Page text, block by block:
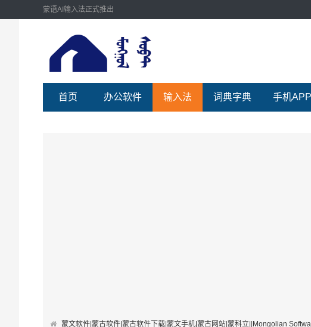
蒙语AI输入法正式推出
首页 办公软件 输入法 词典字典 手机APP
蒙文软件|蒙古软件|蒙古软件下载|蒙文手机|蒙古网站|蒙科立||Mongolian